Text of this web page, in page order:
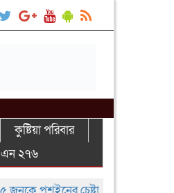
কুষ্টিয়া পরিবার
২৭৬